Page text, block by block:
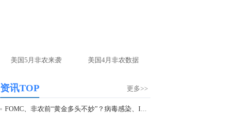
徐文婷：
时指导， 关注老师财经号主页：
http://mp.cnfol.com/user/58676
美国5月非农来袭 美国4月非农数据
更多>>
资讯TOP
FOMC、非农前“黄金多头不妙”？病毒感染、IMF...